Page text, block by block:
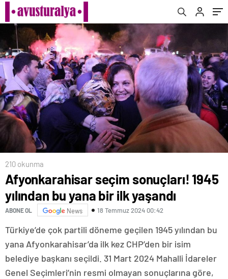
210 okunma
Afyonkarahisar seçim sonuçları! 1945
yılından bu yana bir ilk yaşandı
ABONE OL News 18 Temmuz 2024 00:42
Türkiye’de çok partili döneme geçilen 1945 yılından bu
yana Afyonkarahisar’da ilk kez CHP’den bir isim
belediye başkanı seçildi. 31 Mart 2024 Mahalli İdareler
Genel Seçimleri’nin resmi olmayan sonuçlarına göre,